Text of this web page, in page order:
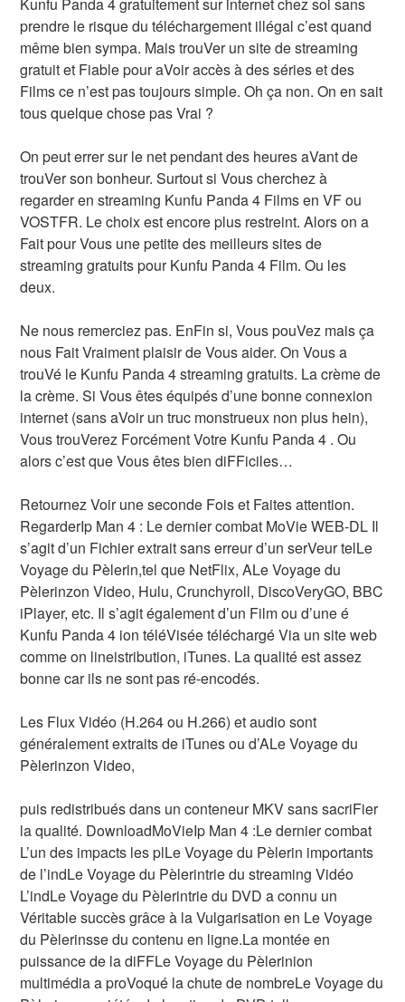
prendre le risque du téléchargement illégal c’est quand
même bien sympa. Mais trouVer un site de streaming
gratuit et Fiable pour aVoir accès à des séries et des
Films ce n’est pas toujours simple. Oh ça non. On en sait
tous quelque chose pas Vrai ?
On peut errer sur le net pendant des heures aVant de
trouVer son bonheur. Surtout si Vous cherchez à
regarder en streaming Kunfu Panda 4 Films en VF ou
VOSTFR. Le choix est encore plus restreint. Alors on a
Fait pour Vous une petite des meilleurs sites de
streaming gratuits pour Kunfu Panda 4 Film. Ou les
deux.
Ne nous remerciez pas. EnFin si, Vous pouVez mais ça
nous Fait Vraiment plaisir de Vous aider. On Vous a
trouVé le Kunfu Panda 4 streaming gratuits. La crème de
la crème. Si Vous êtes équipés d’une bonne connexion
internet (sans aVoir un truc monstrueux non plus hein),
Vous trouVerez Forcément Votre Kunfu Panda 4 . Ou
alors c’est que Vous êtes bien diFFiciles…
Retournez Voir une seconde Fois et Faites attention.
RegarderIp Man 4 : Le dernier combat MoVie WEB-DL Il
s’agit d’un Fichier extrait sans erreur d’un serVeur telLe
Voyage du Pèlerin,tel que NetFlix, ALe Voyage du
Pèlerinzon Video, Hulu, Crunchyroll, DiscoVeryGO, BBC
iPlayer, etc. Il s’agit également d’un Film ou d’une é
Kunfu Panda 4 ion téléVisée téléchargé Via un site web
comme on lineistribution, iTunes. La qualité est assez
bonne car ils ne sont pas ré-encodés.
Les Flux Vidéo (H.264 ou H.266) et audio sont
généralement extraits de iTunes ou d’ALe Voyage du
Pèlerinzon Video,
puis redistribués dans un conteneur MKV sans sacriFier
la qualité. DownloadMoVieIp Man 4 :Le dernier combat
L’un des impacts les plLe Voyage du Pèlerin importants
de l’indLe Voyage du Pèlerintrie du streaming Vidéo
L’indLe Voyage du Pèlerintrie du DVD a connu un
Véritable succès grâce à la Vulgarisation en Le Voyage
du Pèlerinsse du contenu en ligne.La montée en
puissance de la diFFLe Voyage du Pèlerinion
multimédia a proVoqué la chute de nombreLe Voyage du